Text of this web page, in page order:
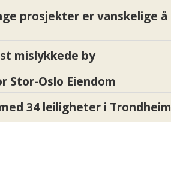
prosjekter er vanskelige å
mislykkede by
Stor-Oslo Eiendom
34 leiligheter i Trondheim